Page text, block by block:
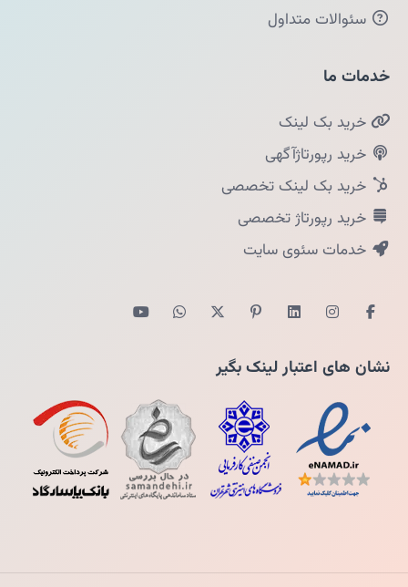
سئوالات متداول
خدمات ما
خرید بک لینک
خرید رپورتاژآگهی
خرید بک لینک تخصصی
خرید رپورتاژ تخصصی
خدمات سئوی سایت
نشان های اعتبار لینک بگیر